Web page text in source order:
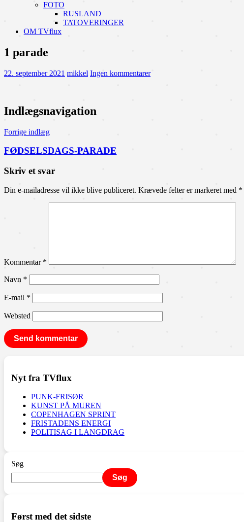
FOTO
RUSLAND
TATOVERINGER
OM TVflux
1 parade
22. september 2021 mikkel Ingen kommentarer
Indlægsnavigation
Forrige indlæg
FØDSELSDAGS-PARADE
Skriv et svar
Din e-mailadresse vil ikke blive publiceret. Krævede felter er markeret med *
Kommentar *
Navn *
E-mail *
Websted
Nyt fra TVflux
PUNK-FRISØR
KUNST PÅ MUREN
COPENHAGEN SPRINT
FRISTADENS ENERGI
POLITISAG I LANGDRAG
Søg
Søg
Først med det sidste